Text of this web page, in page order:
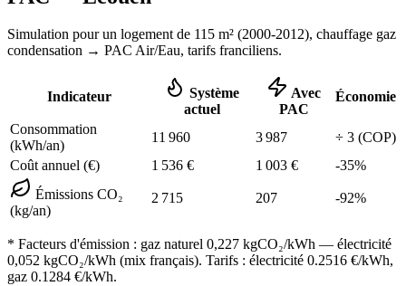
Simulation pour un logement de 115 m² (2000-2012), chauffage gaz
condensation → PAC Air/Eau, tarifs franciliens.
Indicateur
Système
actuel
Avec
PAC
Économie
Consommation
(kWh/an)
11 960 3 987 ÷ 3 (COP)
Coût annuel (€)
1 536 € 1 003 € -35%
Émissions CO₂
(kg/an)
2 715 207 -92%
* Facteurs d'émission : gaz naturel 0,227 kgCO₂/kWh — électricité
0,052 kgCO₂/kWh (mix français). Tarifs : électricité 0.2516 €/kWh,
gaz 0.1284 €/kWh.